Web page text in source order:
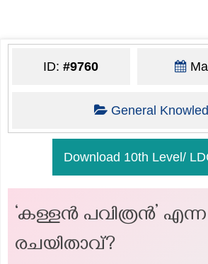
ID:#9760
General
Download 10th Level/
‘കള്ളൻ പവിത്രൻ’
രചയിതാവ്?